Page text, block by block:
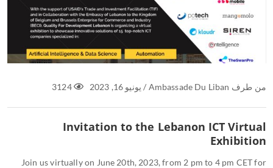
من طرف Ambassade Du Liban
/ يونيو 16, 2023 3124
Invitation to the Lebanon ICT Virtual
Exhibition
Join us virtually on June 20th, 2023, from 2 pm to 4 pm CET for